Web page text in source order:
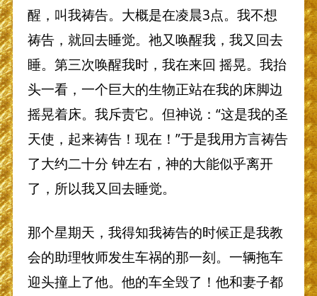
醒，叫我祷告。大概是在凌晨3点。我不想
祷告，就回去睡觉。祂又唤醒我，我又回去
睡。第三次唤醒我时，我在来回 摇晃。我抬
头一看，一个巨大的生物正站在我的床脚边
摇晃着床。我斥责它。但神说：“这是我的圣
天使，起来祷告！现在！”于是我用方言祷告
了大约二十分 钟左右，神的大能似乎离开
了，所以我又回去睡觉。
那个星期天，我得知我祷告的时候正是我教
会的助理牧师发生车祸的那一刻。一辆拖车
迎头撞上了他。他的车全毁了！他和妻子都